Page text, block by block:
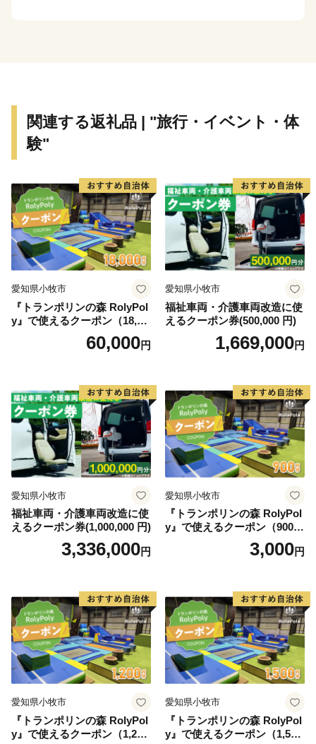
す。
また、生涯を通じて健康で健全な生活が送れ、この町に
みづくりを推進しています。
美里町の取組みに共感頂ける皆様、ぜひ、美里町へ力強
い応援をお願いいたします。
関連する返礼品 | "旅行・イベント・体
験"
愛知県小牧市
『トランポリンの森 RolyPol
y』で使えるクーポン（18,00
60,000円
愛知県小牧市
福祉車両・介護車両改造に使
えるクーポン券(500,000 円)
1,669,000円
愛知県小牧市
福祉車両・介護車両改造に使
えるクーポン券(1,000,000 円)
3,336,000円
愛知県小牧市
『トランポリンの森 RolyPol
y』で使えるクーポン（900
3,000円
愛知県小牧市
『トランポリンの森 RolyPol
y』で使えるクーポン（1,200
愛知県小牧市
『トランポリンの森 RolyPol
y』で使えるクーポン（1,500